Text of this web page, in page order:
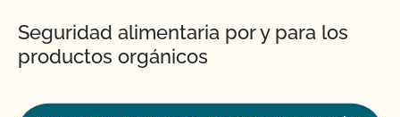
Seguridad alimentaria por y para los
productos orgánicos